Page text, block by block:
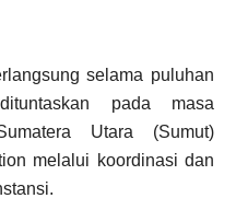
selama puluhan
pada masa
Utara (Sumut)
melalui koordinasi dan